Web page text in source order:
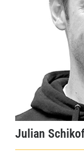
Julian